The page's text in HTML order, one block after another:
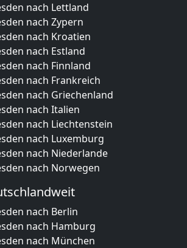
nach Lettland
nach Zypern
nach Kroatien
nach Estland
nach Finnland
nach Frankreich
nach Griechenland
nach Italien
nach Liechtenstein
nach Luxemburg
nach Niederlande
nach Norwegen
nach Berlin
nach Hamburg
nach München